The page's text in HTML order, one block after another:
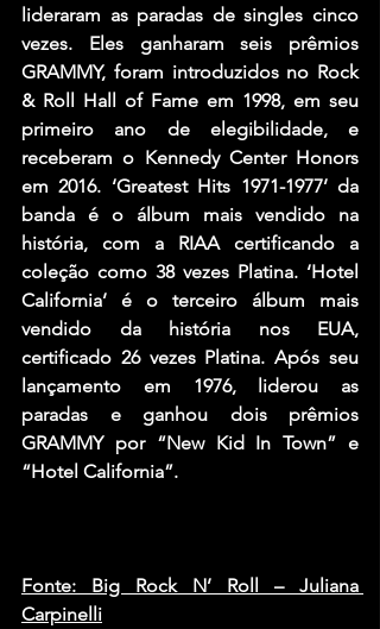
lideraram as paradas de singles cinco
vezes. Eles ganharam seis prêmios
GRAMMY, foram introduzidos no Rock
& Roll Hall of Fame em 1998, em seu
primeiro ano de elegibilidade, e
receberam o Kennedy Center Honors
em 2016. ‘Greatest Hits 1971-1977’ da
banda é o álbum mais vendido na
história, com a RIAA certificando a
coleção como 38 vezes Platina. ‘Hotel
California’ é o terceiro álbum mais
vendido da história nos EUA,
certificado 26 vezes Platina. Após seu
lançamento em 1976, liderou as
paradas e ganhou dois prêmios
GRAMMY por “New Kid In Town” e
“Hotel California”.
Fonte: Big Rock N’ Roll – Juliana
Carpinelli